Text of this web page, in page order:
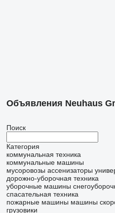
Объявления Neuhaus
Поиск
Категория
коммунальная техника
коммунальные машины
мусоровозы ассенизаторы
дорожно-уборочная техника
уборочные машины
спасательная техника
пожарные машины машины
грузовики